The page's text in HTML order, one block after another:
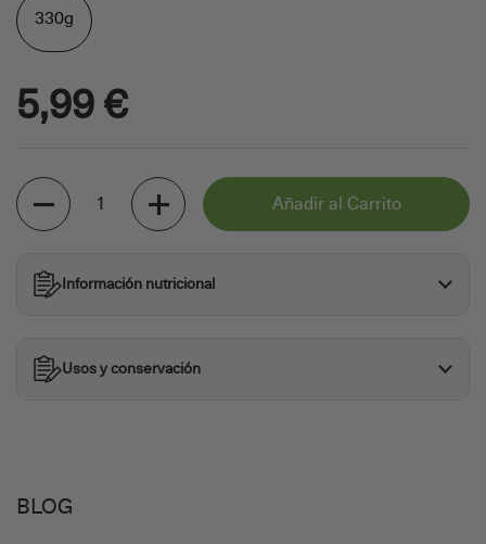
330g
5,99 €
Cantidad
Añadir al Carrito
Información nutricional
Usos y conservación
BLOG